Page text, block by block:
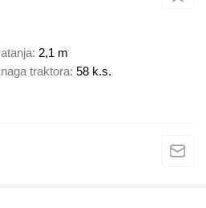
2,1 m
traktora 58 k.s.